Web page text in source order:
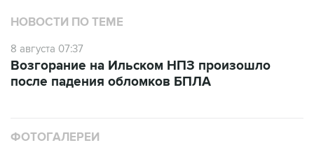
НОВОСТИ ПО ТЕМЕ
8 августа 07:37
Возгорание на Ильском НПЗ произошло
после падения обломков БПЛА
ФОТОГАЛЕРЕИ